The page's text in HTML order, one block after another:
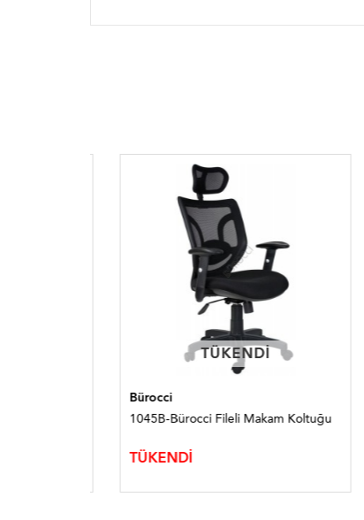
TÜKENDI
TÜKENDI
Bürocci
1045B-Bürocci Fileli Makam Koltuğu
TÜKENDİ